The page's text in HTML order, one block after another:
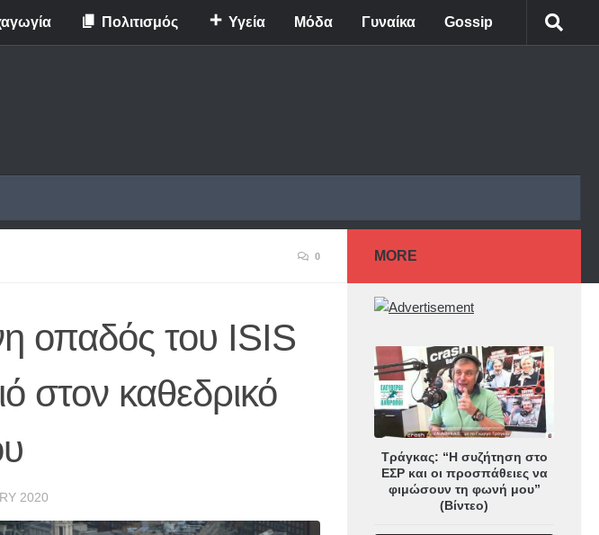
Πολιτισμός Υγεία Μόδα Γυναίκα Gossip
0
οπαδός του ISIS
στον καθεδρικό
2020
MORE
Τράγκας: “Η συζήτηση στο
ΕΣΡ και οι προσπάθειες να
φιμώσουν τη φωνή μου”
(Βίντεο)